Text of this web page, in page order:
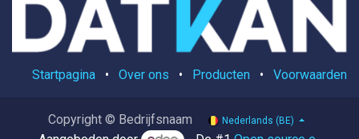
Startpagina • Over ons • Producten • Voorwaarden
Copyright © Bedrijfsnaam Nederlands (BE)